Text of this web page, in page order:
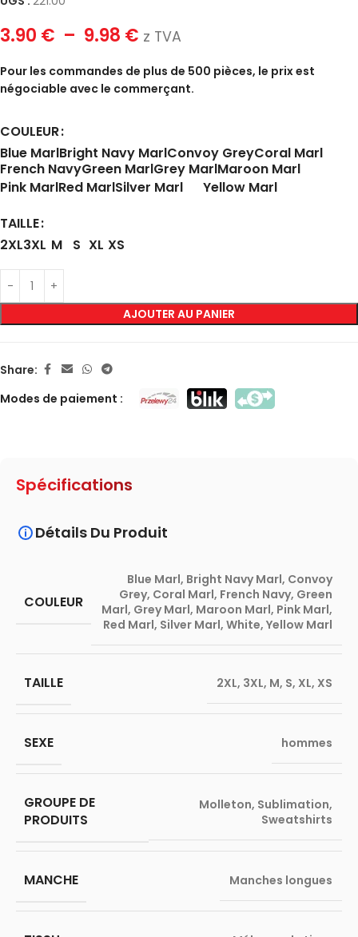
3.90 € – 9.98 € z TVA
Pour les commandes de plus de 500 pièces, le prix est
négociable avec le commerçant.
COULEUR
Blue MarlBright Navy MarlConvoy GreyCoral Marl
French NavyGreen MarlGrey MarlMaroon Marl
Pink MarlRed MarlSilver Marl
Yellow Marl
TAILLE
2XL3XL M S XL XS
AJOUTER AU PANIER
Share:
Modes de paiement :
Spécifications
Détails Du Produit
COULEUR
Blue Marl, Bright Navy Marl, Convoy
Grey, Coral Marl, French Navy, Green
Marl, Grey Marl, Maroon Marl, Pink Marl,
Red Marl, Silver Marl, White, Yellow Marl
TAILLE 2XL, 3XL, M, S, XL, XS
SEXE hommes
GROUPE DE
PRODUITS
Molleton, Sublimation,
Sweatshirts
MANCHE Manches longues